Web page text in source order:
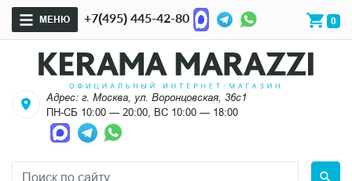
МЕНЮ +7(495) 445-42-80 0
Адрес: г. Москва, ул. Воронцовская, 36с1
ПН-СБ 10:00 — 20:00, ВС 10:00 — 18:00